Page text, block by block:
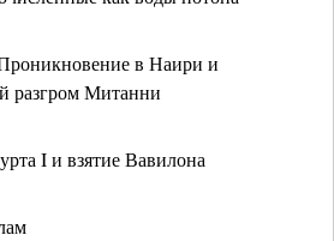
в Наири и
разгром Митанни
I и взятие Вавилона